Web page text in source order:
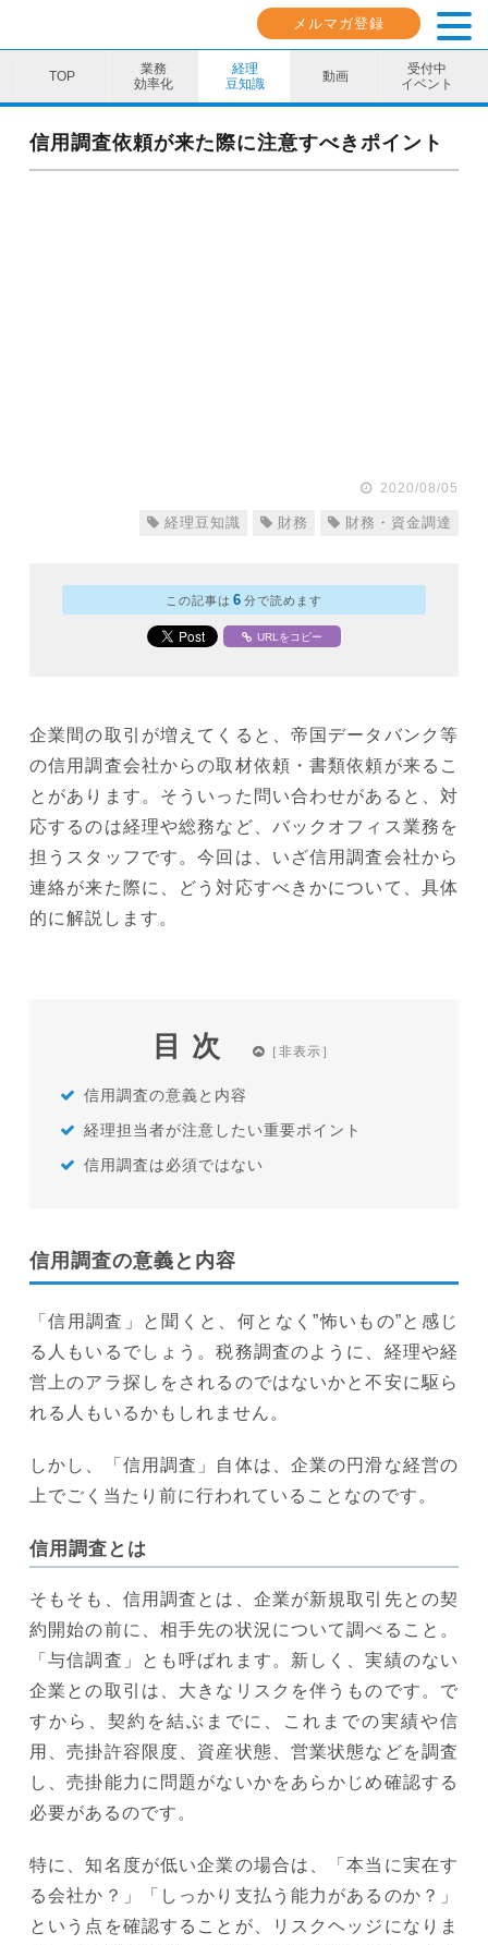
メルマガ登録
業務
効率化
経理
豆知識
動画
受付中
イベント
業務効率化
信用調査依頼が来た際に注意すべきポイント
2020/08/05
経理豆知識 財務 財務・資金調達
この記事は 6 分で読めます
URLをコピー
企業間の取引が増えてくると、帝国データバンク等
の信用調査会社からの取材依頼・書類依頼が来るこ
とがあります。そういった問い合わせがあると、対
応するのは経理や総務など、バックオフィス業務を
担うスタッフです。今回は、いざ信用調査会社から
連絡が来た際に、どう対応すべきかについて、具体
的に解説します。
目次
信用調査の意義と内容
経理担当者が注意したい重要ポイント
信用調査は必須ではない
信用調査の意義と内容
「信用調査」と聞くと、何となく”怖いもの”と感じ
る人もいるでしょう。税務調査のように、経理や経
営上のアラ探しをされるのではないかと不安に駆ら
れる人もいるかもしれません。
しかし、「信用調査」自体は、企業の円滑な経営の
上でごく当たり前に行われていることなのです。
信用調査とは
そもそも、信用調査とは、企業が新規取引先との契
約開始の前に、相手先の状況について調べること。
「与信調査」とも呼ばれます。新しく、実績のない
企業との取引は、大きなリスクを伴うものです。で
すから、契約を結ぶまでに、これまでの実績や信
用、売掛許容限度、資産状態、営業状態などを調査
し、売掛能力に問題がないかをあらかじめ確認する
必要があるのです。
特に、知名度が低い企業の場合は、「本当に実在す
る会社か？」「しっかり支払う能力があるのか？」
という点を確認することが、リスクヘッジになりま